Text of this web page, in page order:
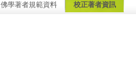
佛學著者規範資料 校正著者資訊